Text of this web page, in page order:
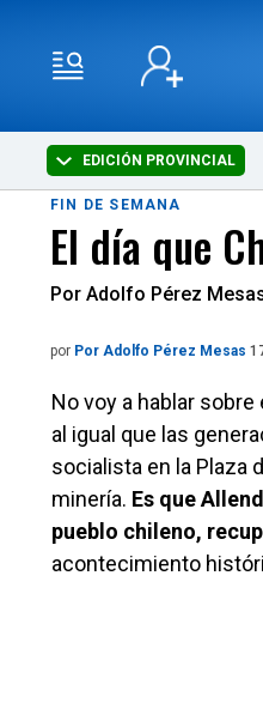
EDICIÓN PROVINCIAL
FIN DE SEMANA
El día que
Por Adolfo Pérez
por Por Adolfo Pérez Mesas
No voy a hablar
al igual que las
socialista en la Plaza
minería. Es que
pueblo chileno,
acontecimiento